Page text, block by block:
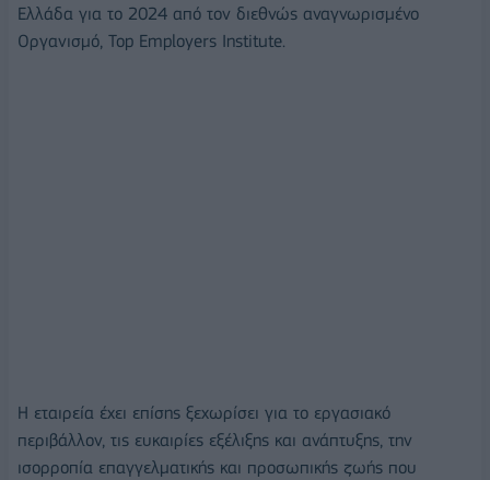
Ελλάδα για το 2024 από τον διεθνώς αναγνωρισμένο
Οργανισμό, Top Employers Institute.
Η εταιρεία έχει επίσης ξεχωρίσει για το εργασιακό
περιβάλλον, τις ευκαιρίες εξέλιξης και ανάπτυξης, την
ισορροπία επαγγελματικής και προσωπικής ζωής που